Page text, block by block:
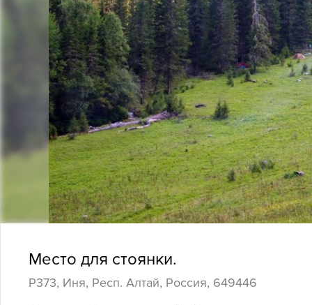
Место для стоянки.
Р373, Иня, Респ. Алтай, Россия, 649446